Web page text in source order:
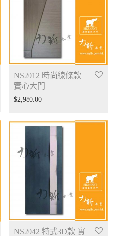
NS2012 時尚線條款
實心大門
$2,980.00
NS2042 特式3D款 實